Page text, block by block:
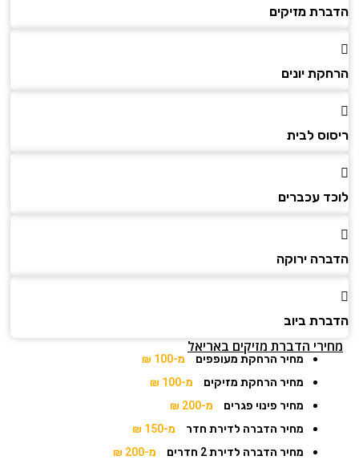
הדברת מזיקים
הרחקת יונים
ריסוס לבית
לוכד עכברים
הדברה ירוקה
הדברת ביוב
מחירי הדברת מזיקים באריאל
מחיר הרחקת מעופפים
מ-100 ₪
מחיר הרחקת מזיקים
מ-100 ₪
מחיר פינוי פגרים
מ-200 ₪
מחיר הדברה לדירת חדר
מ-150 ₪
מחיר הדברה לדירת 2 חדרים
מ-200 ₪